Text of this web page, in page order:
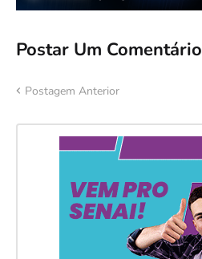
Postar Um Comentário
Postagem Anterior